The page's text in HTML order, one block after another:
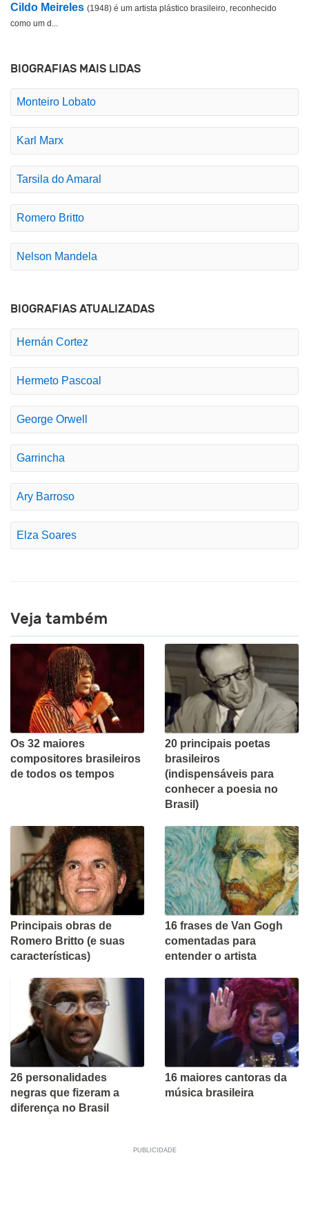
Cildo Meireles (1948) é um artista plástico brasileiro, reconhecido
como um d...
BIOGRAFIAS MAIS LIDAS
Monteiro Lobato
Karl Marx
Tarsila do Amaral
Romero Britto
Nelson Mandela
BIOGRAFIAS ATUALIZADAS
Hernán Cortez
Hermeto Pascoal
George Orwell
Garrincha
Ary Barroso
Elza Soares
Veja também
Os 32 maiores
compositores brasileiros
de todos os tempos
20 principais poetas
brasileiros
(indispensáveis para
conhecer a poesia no
Brasil)
Principais obras de
Romero Britto (e suas
características)
16 frases de Van Gogh
comentadas para
entender o artista
26 personalidades
negras que fizeram a
diferença no Brasil
16 maiores cantoras da
música brasileira